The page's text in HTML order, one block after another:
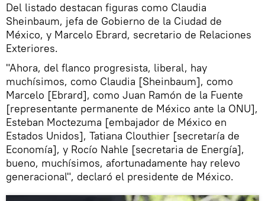
Del listado destacan figuras como Claudia
Sheinbaum, jefa de Gobierno de la Ciudad de
México, y Marcelo Ebrard, secretario de Relaciones
Exteriores.
"Ahora, del flanco progresista, liberal, hay
muchísimos, como Claudia [Sheinbaum], como
Marcelo [Ebrard], como Juan Ramón de la Fuente
[representante permanente de México ante la ONU],
Esteban Moctezuma [embajador de México en
Estados Unidos], Tatiana Clouthier [secretaría de
Economía], y Rocío Nahle [secretaria de Energía],
bueno, muchísimos, afortunadamente hay relevo
generacional", declaró el presidente de México.